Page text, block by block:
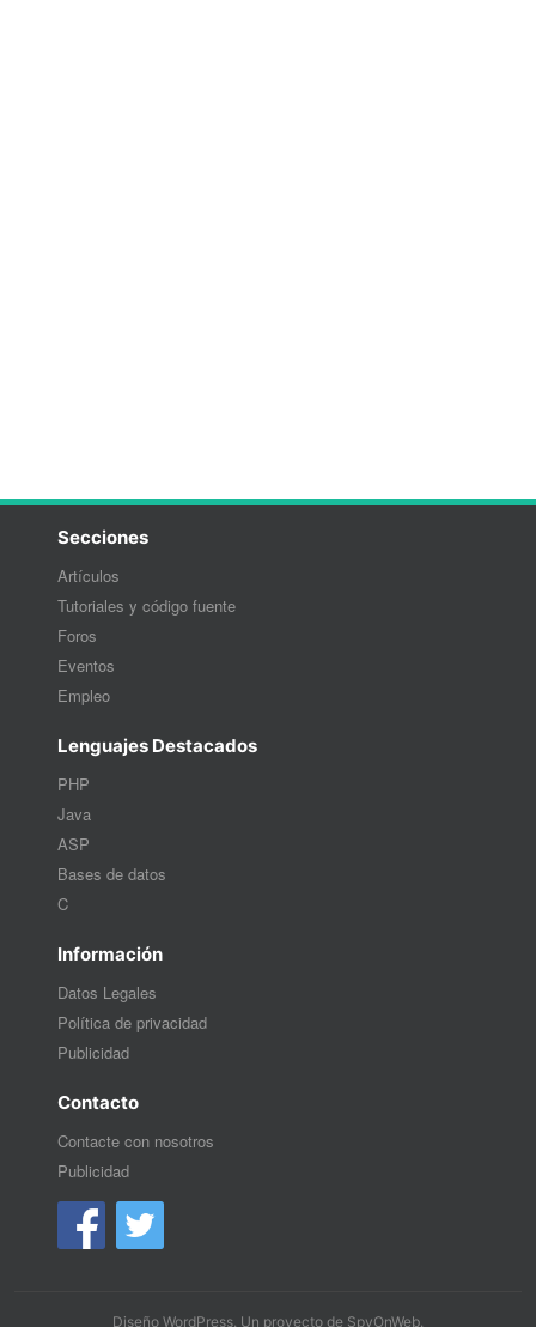
Secciones
Artículos
Tutoriales y código fuente
Foros
Eventos
Empleo
Lenguajes Destacados
PHP
Java
ASP
Bases de datos
C
Información
Datos Legales
Política de privacidad
Publicidad
Contacto
Contacte con nosotros
Publicidad
Diseño WordPress. Un proyecto de SpyOnWeb.